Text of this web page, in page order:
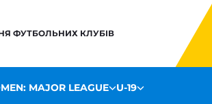
ФУТБОЛЬНИХ КЛУБІВ
MAJOR LEAGUE U-19